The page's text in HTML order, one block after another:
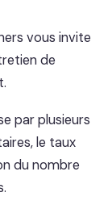
vous invite
de
par plusieurs
le taux
du nombre